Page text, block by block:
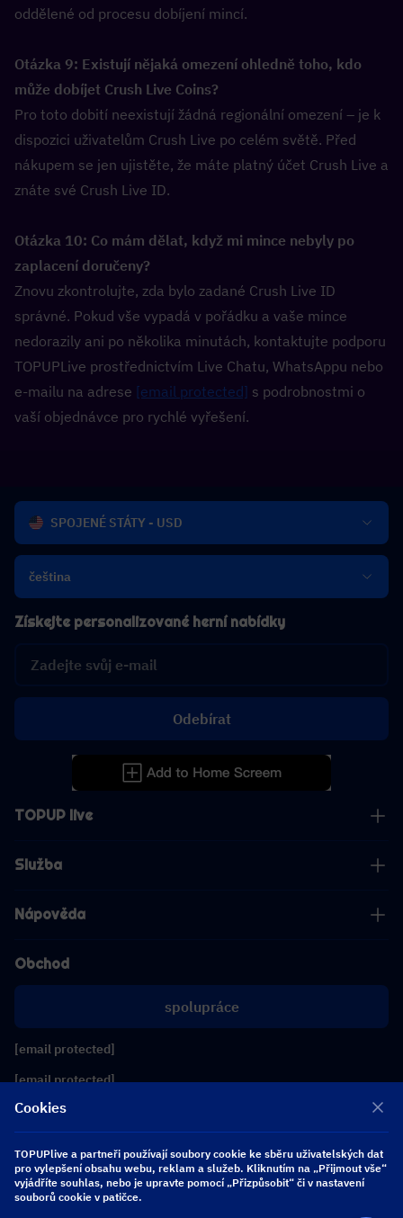
oddělené od procesu dobíjení mincí.
Otázka 9: Existují nějaká omezení ohledně toho, kdo
může dobíjet Crush Live Coins?
Pro toto dobití neexistují žádná regionální omezení – je k
dispozici uživatelům Crush Live po celém světě. Před
nákupem se jen ujistěte, že máte platný účet Crush Live a
znáte své Crush Live ID.
Otázka 10: Co mám dělat, když mi mince nebyly po
zaplacení doručeny?
Znovu zkontrolujte, zda bylo zadané Crush Live ID
správné. Pokud vše vypadá v pořádku a vaše mince
nedorazily ani po několika minutách, kontaktujte podporu
TOPUPLive prostřednictvím Live Chatu, WhatsAppu nebo
e-mailu na adrese [email protected] s podrobnostmi o
vaší objednávce pro rychlé vyřešení.
SPOJENÉ STÁTY - USD
čeština
TOPUP live
Služba
Nápověda
Obchod
spolupráce
[email protected]
[email protected]
Získejte personalizované herní nabídky
Odebírat
Sledujte nás
Copyright 2026 SEA WHALE TECHNOLOGY PTE.LTD. All Rights Reserved.
Cookies
TOPUPlive a partneři používají soubory cookie ke sběru uživatelských dat
pro vylepšení obsahu webu, reklam a služeb. Kliknutím na „Přijmout vše“
vyjádříte souhlas, nebo je upravte pomocí „Přizpůsobit“ či v nastavení
souborů cookie v patičce.